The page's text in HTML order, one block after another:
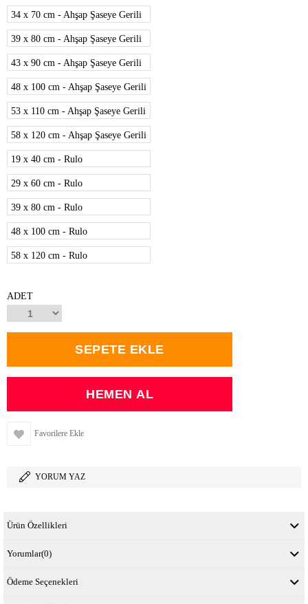
34 x 70 cm - Ahşap Şaseye Gerili
39 x 80 cm - Ahşap Şaseye Gerili
43 x 90 cm - Ahşap Şaseye Gerili
48 x 100 cm - Ahşap Şaseye Gerili
53 x 110 cm - Ahşap Şaseye Gerili
58 x 120 cm - Ahşap Şaseye Gerili
19 x 40 cm - Rulo
29 x 60 cm - Rulo
39 x 80 cm - Rulo
48 x 100 cm - Rulo
58 x 120 cm - Rulo
ADET
Favorilere Ekle
YORUM YAZ
Ürün Özellikleri
Yorumlar(0)
Ödeme Seçenekleri